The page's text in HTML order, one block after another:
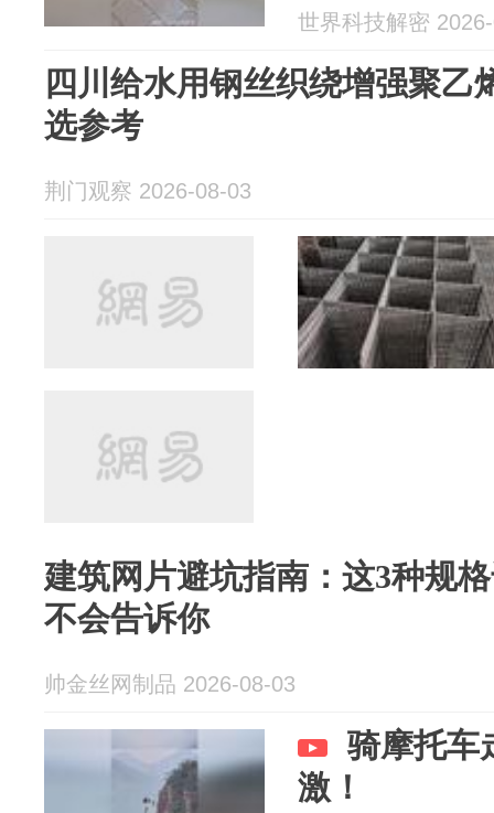
世界科技解密
四川给水用钢丝织绕增强聚乙
选参考
荆门观察 2026-08-03
建筑网片避坑指南：这3种规
不会告诉你
帅金丝网制品 2026-08-03
骑摩托车
激！